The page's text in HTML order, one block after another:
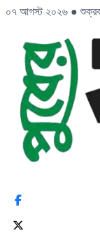
০৭ আগস্ট ২০২৬ ●